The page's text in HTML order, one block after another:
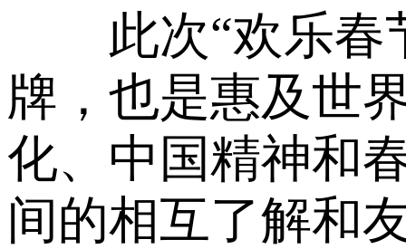
此次“欢乐春节
牌，也是惠及世
化、中国精神和
间的相互了解和